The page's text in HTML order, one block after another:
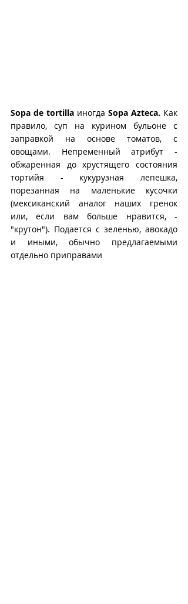
Sopa de tortilla иногда Sopa Azteca. Как
правило, суп на курином бульоне с
заправкой на основе томатов, с
овощами. Непременный атрибут -
обжаренная до хрустящего состояния
тортийя - кукурузная лепешка,
порезанная на маленькие кусочки
(мексиканский аналог наших гренок
или, если вам больше нравится, -
"крутон"). Подается с зеленью, авокадо
и иными, обычно предлагаемыми
отдельно приправами